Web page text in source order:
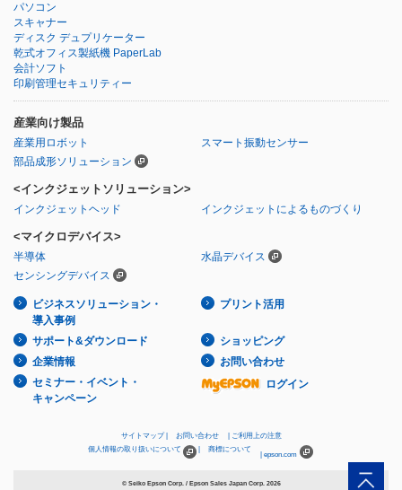
パソコン
スキャナー
ディスク デュプリケーター
乾式オフィス製紙機 PaperLab
会計ソフト
印刷管理セキュリティー
産業向け製品
産業用ロボット
スマート振動センサー
部品成形ソリューション
<インクジェットソリューション>
インクジェットヘッド インクジェットによるものづくり
<マイクロデバイス>
半導体
水晶デバイス
センシングデバイス
ビジネスソリューション・
導入事例
プリント活用
サポート&ダウンロード
ショッピング
企業情報
お問い合わせ
セミナー・イベント・
キャンペーン
ログイン
サイトマップ お問い合わせ
ご利用上の注意
個人情報の取り扱いについて
商標について
epson.com
© Seiko Epson Corp. / Epson Sales Japan Corp. 2026